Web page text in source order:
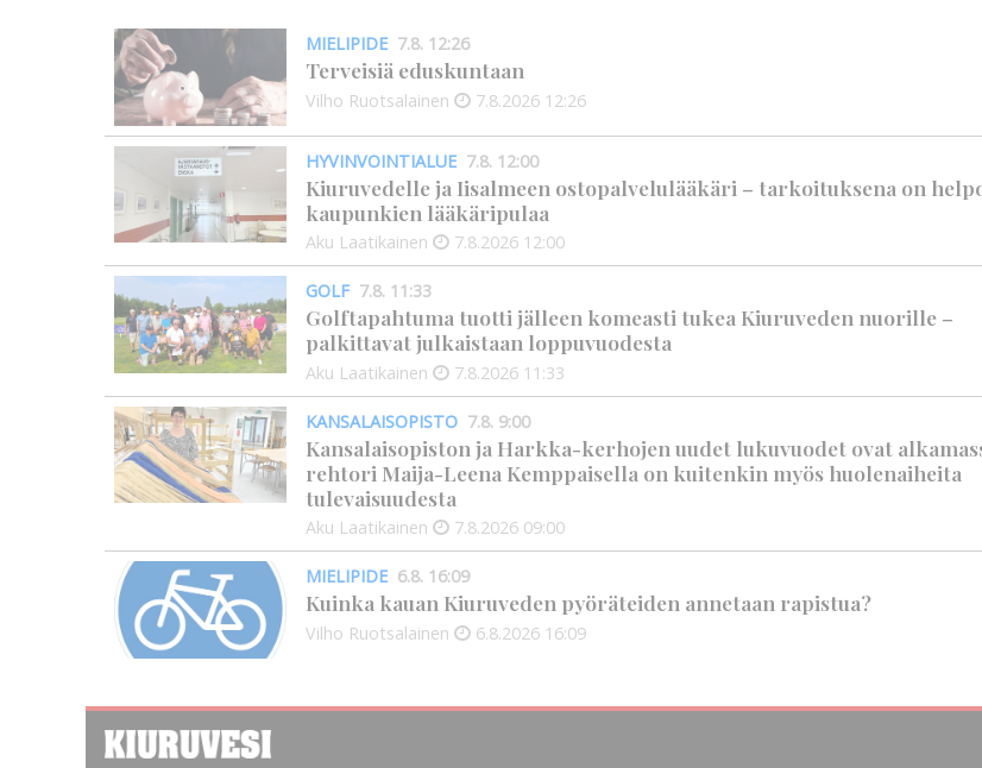
MIELIPIDE 7.8. 12:26
Terveisiä eduskuntaan
Vilho Ruotsalainen 7.8.2026 12:26
HYVINVOINTIALUE 7.8. 12:00
Kiuruvedelle ja Iisalmeen ostopalvelulääkäri – tarkoituksena on
kaupunkien lääkäripulaa
Aku Laatikainen 7.8.2026 12:00
GOLF 7.8. 11:33
Golftapahtuma tuotti jälleen komeasti tukea Kiuruveden nuorille –
palkittavat julkaistaan loppuvuodesta
Aku Laatikainen 7.8.2026 11:33
KANSALAISOPISTO 7.8. 9:00
Kansalaisopiston ja Harkka-kerhojen uudet lukuvuodet ovat
rehtori Maija-Leena Kemppaisella on kuitenkin myös huolenaiheita
tulevaisuudesta
Aku Laatikainen 7.8.2026 09:00
MIELIPIDE 6.8. 16:09
Kuinka kauan Kiuruveden pyöräteiden annetaan rapistua?
Vilho Ruotsalainen 6.8.2026 16:09